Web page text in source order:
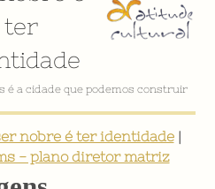
ter
INSTITUCIONAL
nobre é ter identidade|
- plano diretor matriz